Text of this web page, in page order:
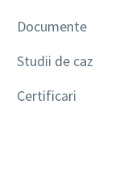
Documente
Studii de caz
Certificari